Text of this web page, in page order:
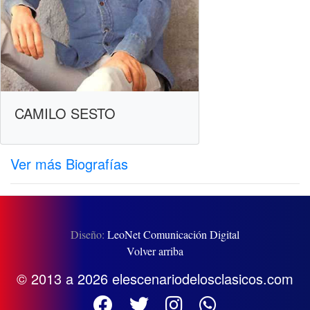
CAMILO SESTO
Ver más Biografías
Diseño: LeoNet Comunicación Digital
Volver arriba
© 2013 a 2026 elescenariodelosclasicos.com